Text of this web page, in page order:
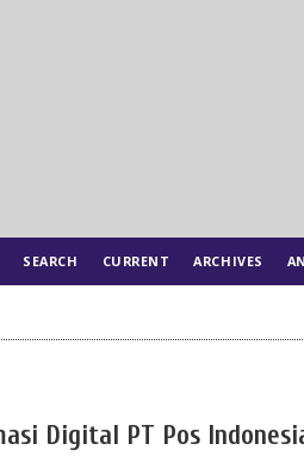
SEARCH CURRENT ARCHIVES
Digital PT Pos